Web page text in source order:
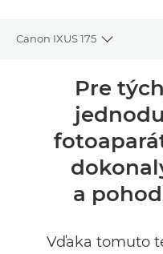
Canon IXUS 175
Toggle
Technické parametre
Pre
a
Vďaka tomuto